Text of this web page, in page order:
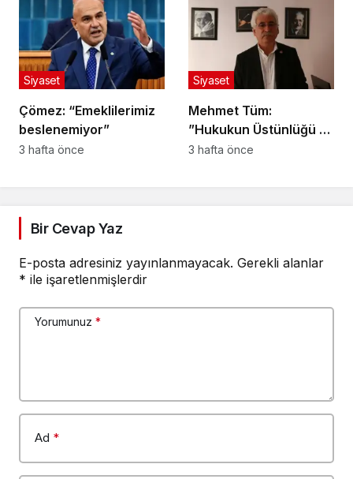
Çömez: “Emeklilerimiz
beslenemiyor”
Siyaset
3 hafta önce
Mehmet Tüm:
”Hukukun Üstünlüğü ve
Adil Yargılanma İlkesi
Siyaset
3 hafta önce
Bir Cevap Yaz
E-posta adresiniz yayınlanmayacak. Gerekli alanlar
* ile işaretlenmişlerdir
Yorumunuz *
Ad *